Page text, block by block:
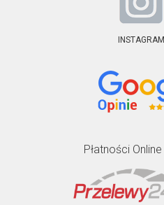
INSTAGRAM
Płatności Online